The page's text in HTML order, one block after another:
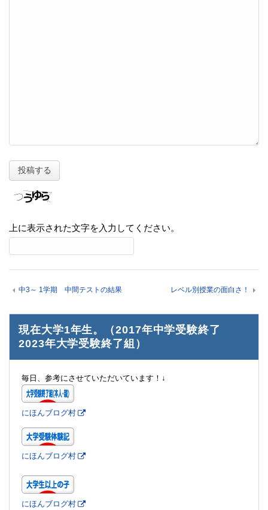
上に表示された文字を入力してください。
中3～ 1学期 中間テストの結果 レベル別授業の面白さ！
現在大学1年生。（2017年中学受験終了
2023年大学受験終了組）
毎日、参考にさせていただいています！↓
にほんブログ村
にほんブログ村
にほんブログ村